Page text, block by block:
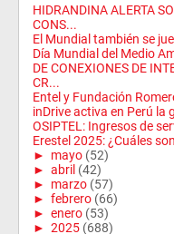
HIDRANDINA ALERTA
CONS...
El Mundial también se
Día Mundial del Medio
DE CONEXIONES DE
CR...
Entel y Fundación
inDrive activa en Perú la
OSIPTEL: Ingresos de
Erestel 2025: ¿Cuáles
► mayo (52)
► abril (42)
► marzo (57)
► febrero (66)
► enero (53)
► 2025 (688)